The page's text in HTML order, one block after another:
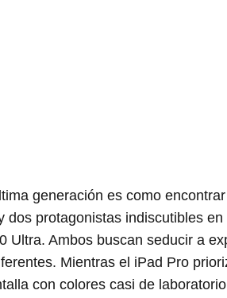
generación es como
dos protagonistas indiscutibles
Ultra. Ambos buscan seducir a
Mientras el iPad Pro
con colores casi de